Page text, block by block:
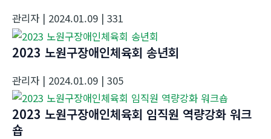
관리자 | 2024.01.09 | 331
2023 노원구장애인체육회 송년회
관리자 | 2024.01.09 | 305
2023 노원구장애인체육회 임직원 역량강화 워크
숍